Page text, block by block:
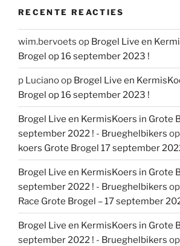
RECENTE REACTIES
wim.bervoets op Brogel Live en
Brogel op 16 september 2023 !
p Lucianoop Brogel Live en
Brogel op 16 september 2023 !
Brogel Live en KermisKoers in Grote
september 2022 ! - Brueghelbikers op
koers Grote Brogel 17 september
Brogel Live en KermisKoers in Grote
september 2022 ! - Brueghelbikers op
Race Grote Brogel – 17 september
Brogel Live en KermisKoers in Grote
september 2022 ! - Brueghelbikers op